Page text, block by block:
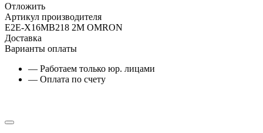
Отложить
Артикул производителя
E2E-X16MB218 2M OMRON
Доставка
Варианты оплаты
— Работаем только юр. лицами
— Оплата по счету